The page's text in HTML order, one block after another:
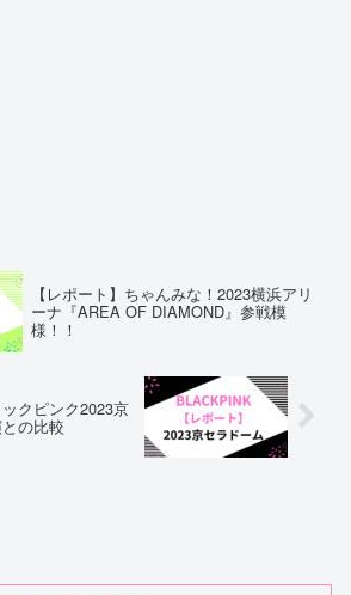
【レポート】ちゃんみな！2023横浜アリ
ーナ『AREA OF DIAMOND』参戦模
様！！
クピンク2023京
の比較